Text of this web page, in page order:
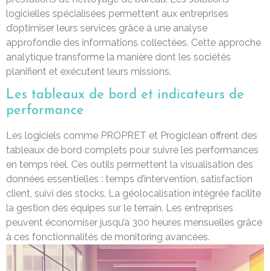
logicielles spécialisées permettent aux entreprises
d’optimiser leurs services grâce à une analyse
approfondie des informations collectées. Cette approche
analytique transforme la manière dont les sociétés
planifient et exécutent leurs missions.
Les tableaux de bord et indicateurs de
performance
Les logiciels comme PROPRET et Progiclean offrent des
tableaux de bord complets pour suivre les performances
en temps réel. Ces outils permettent la visualisation des
données essentielles : temps d’intervention, satisfaction
client, suivi des stocks. La géolocalisation intégrée facilite
la gestion des équipes sur le terrain. Les entreprises
peuvent économiser jusqu’à 300 heures mensuelles grâce
à ces fonctionnalités de monitoring avancées.